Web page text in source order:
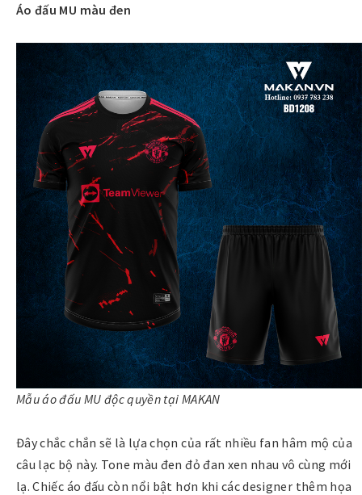
Áo đấu MU màu đen
Mẫu áo đấu MU độc quyền tại MAKAN
Đây chắc chắn sẽ là lựa chọn của rất nhiều fan hâm mộ của
câu lạc bộ này. Tone màu đen đỏ đan xen nhau vô cùng mới
lạ. Chiếc áo đấu còn nổi bật hơn khi các designer thêm họa